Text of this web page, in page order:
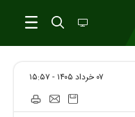
۰۷ خرداد ۱۴۰۵ - ۱۵:۵۷